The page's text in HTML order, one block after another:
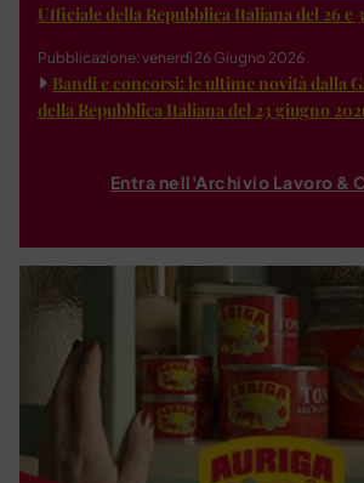
Ufficiale della Repubblica Italiana del 26 e
Pubblicazione: venerdì 26 Giugno 2026
Bandi e concorsi: le ultime novità dalla
della Repubblica Italiana del 23 giugno
Entra nell'Archivio Lavoro &